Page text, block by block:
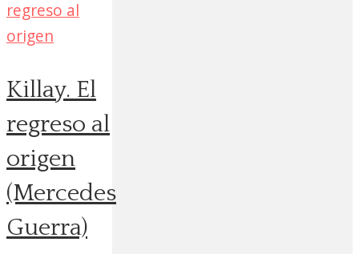
Killay. El
regreso al
origen
(Mercedes
Guerra)